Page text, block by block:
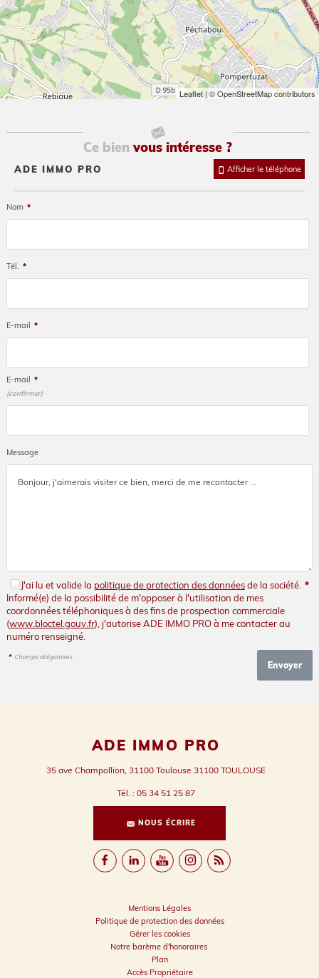
Leaflet | © OpenStreetMap contributors
Ce bienvous intéresse ?
ADE IMMO PRO Afficher le téléphone
Nom *
Tél. *
E-mail *
E-mail *
(confirmer)
Message
J'ai lu et valide la politique de protection des donnéesde la société. *
Informé(e) de la possibilité de m'opposer à l'utilisation de mes
coordonnées téléphoniques à des fins de prospection commerciale
(www.bloctel.gouv.fr), j'autorise ADE IMMO PRO à me contacter au
numéro renseigné.
* Champs obligatoires
ADE IMMO PRO
35 ave Champollion, 31100 Toulouse 31100TOULOUSE
Tél. : 05 34 51 25 87
NOUS ÉCRIRE
Mentions Légales
Politique de protection des données
Gérer les cookies
Notre barème d'honoraires
Plan
Accès Propriétaire